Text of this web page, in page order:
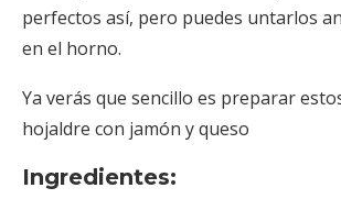
perfectos así, pero puedes untarlos
en el horno.
Ya verás que sencillo es preparar
hojaldre con jamón y queso
Ingredientes: